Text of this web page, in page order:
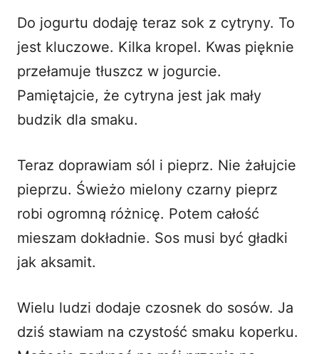
Do jogurtu dodaję teraz sok z cytryny. To
jest kluczowe. Kilka kropel. Kwas pięknie
przełamuje tłuszcz w jogurcie.
Pamiętajcie, że cytryna jest jak mały
budzik dla smaku.
Teraz doprawiam sól i pieprz. Nie żałujcie
pieprzu. Świeżo mielony czarny pieprz
robi ogromną różnicę. Potem całość
mieszam dokładnie. Sos musi być gładki
jak aksamit.
Wielu ludzi dodaje czosnek do sosów. Ja
dziś stawiam na czystość smaku koperku.